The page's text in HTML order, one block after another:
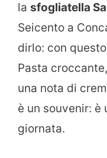
la sfogliatella
Seicento a
dirlo: con
Pasta
una nota di
è un souvenir: è
giornata.